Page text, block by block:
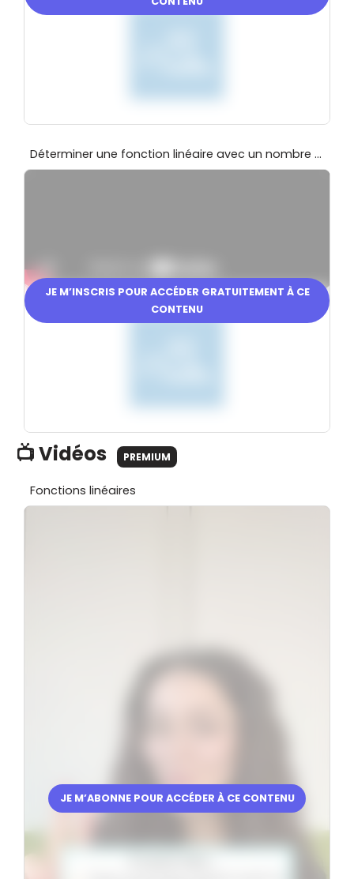
Déterminer une fonction linéaire avec un nombre et son image
JE M’INSCRIS POUR ACCÉDER GRATUITEMENT À CE
CONTENU
En partenariat avec
📺 Vidéos PREMIUM
Fonctions linéaires
JE M’ABONNE POUR ACCÉDER À CE CONTENU